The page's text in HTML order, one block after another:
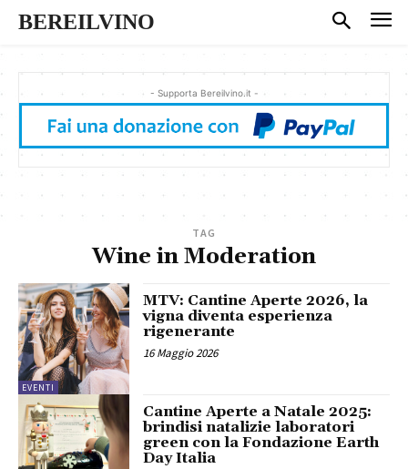
BEREILVINO
- Supporta Bereilvino.it -
TAG
Wine in Moderation
EVENTI
MTV: Cantine Aperte 2026, la
vigna diventa esperienza
rigenerante
16 Maggio 2026
Cantine Aperte a Natale 2025:
brindisi natalizie laboratori
green con la Fondazione Earth
Day Italia